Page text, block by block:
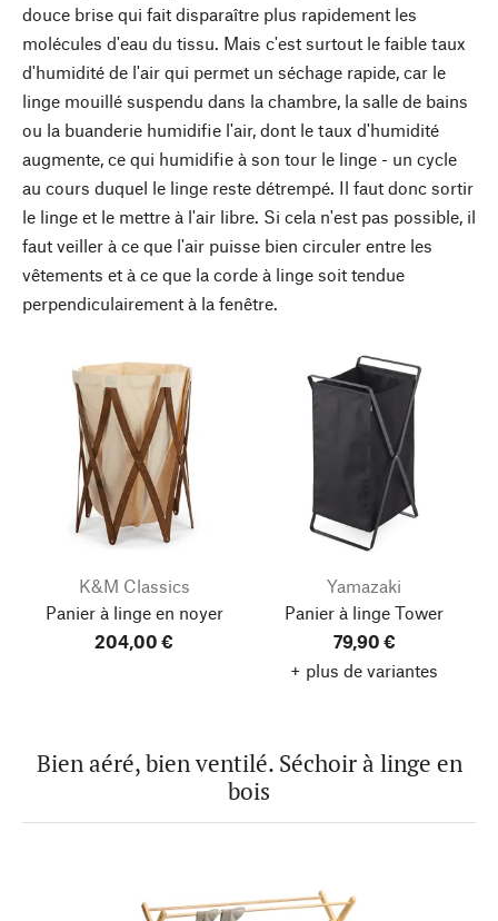
douce brise qui fait disparaître plus rapidement les
molécules d'eau du tissu. Mais c'est surtout le faible taux
d'humidité de l'air qui permet un séchage rapide, car le
linge mouillé suspendu dans la chambre, la salle de bains
ou la buanderie humidifie l'air, dont le taux d'humidité
augmente, ce qui humidifie à son tour le linge - un cycle
au cours duquel le linge reste détrempé. Il faut donc sortir
le linge et le mettre à l'air libre. Si cela n'est pas possible, il
faut veiller à ce que l'air puisse bien circuler entre les
vêtements et à ce que la corde à linge soit tendue
perpendiculairement à la fenêtre.
K&M Classics
Panier à linge en noyer
204,00 €
Yamazaki
Panier à linge Tower
79,90 €
+ plus de variantes
Bien aéré, bien ventilé. Séchoir à linge en
bois